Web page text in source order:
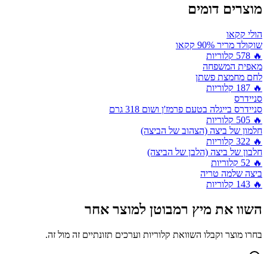
מוצרים דומים
הולי קקאו
שוקולד מריר 90% קקאו
🔥
578 קלוריות
מאפית המשפחה
לחם מחמצת פשתן
🔥
187 קלוריות
סניידרס
סניידרס בייגלה בטעם פרמז'ן ושום 318 גרם
🔥
505 קלוריות
חלמון של ביצה (הצהוב של הביצה)
🔥
322 קלוריות
חלבון של ביצה (הלבן של הביצה)
🔥
52 קלוריות
ביצה שלמה טריה
🔥
143 קלוריות
השוו את מיץ רמבוטן למוצר אחר
בחרו מוצר וקבלו השוואת קלוריות וערכים תזונתיים זה מול זה.